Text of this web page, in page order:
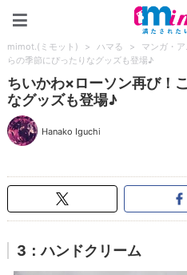
mimot.(ミモット) > ハマる > マンガ・ア
らの季節にぴったりなグッズも登場♪
ちいかわ×ローソン再び！
なグッズも登場♪
Hanako Iguchi
3：ハンドクリーム